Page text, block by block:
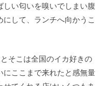
い匂いを嗅いでしまい腹
して、ランチへ向かうこ
そこは全国のイカ好きの
ここまで来れたと感無量